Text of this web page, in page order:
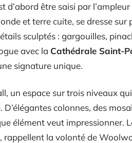
d’abord être saisi par
et terre cuite, se dresse sur
sculptés : gargouilles,
avec la Cathédrale Saint-
signature unique.
un espace sur trois niveaux
colonnes, des
élément veut impressionner.
rappellent la volonté de